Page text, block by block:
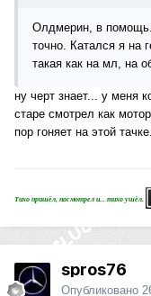
Олдмерин, в помощь.
точно. Катался я на
такая как на мл, на
ну черт знает... у меня
старе смотрел как
пор гоняет на этой тачке.
Тихо пришёл, посмотрел и... тихо ушёл.
spros76
Опубликовано